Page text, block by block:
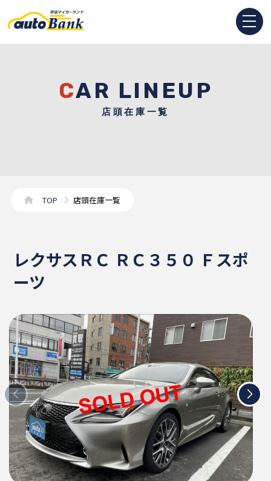
CAR LINEUP
店頭在庫一覧
TOP 店頭在庫一覧
レクサスＲＣ ＲＣ３５０ Ｆスポ
ーツ